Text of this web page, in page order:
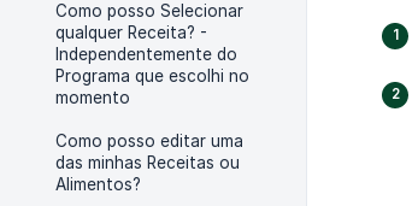
Como posso Selecionar
qualquer Receita? -
Independentemente do
Programa que escolhi no
momento
Como posso editar uma
das minhas Receitas ou
Alimentos?